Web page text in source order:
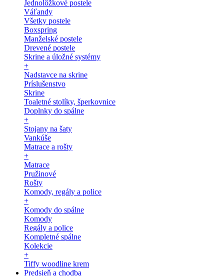
Jednolôžkové postele
Váľandy
Všetky postele
Boxspring
Manželské postele
Drevené postele
Skrine a úložné systémy
+
Nadstavce na skrine
Príslušenstvo
Skrine
Toaletné stolíky, šperkovnice
Doplnky do spálne
+
Stojany na šaty
Vankúše
Matrace a rošty
+
Matrace
Pružinové
Rošty
Komody, regály a police
+
Komody do spálne
Komody
Regály a police
Kompletné spálne
Kolekcie
+
Tiffy woodline krem
Predsieň a chodba